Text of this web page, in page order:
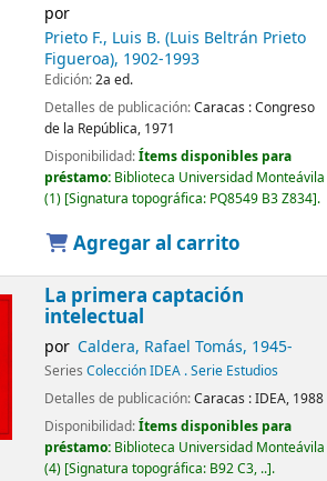
por
Prieto F., Luis B. (Luis Beltrán Prieto
Figueroa), 1902-1993
Edición:2a ed.
Detalles de publicación:Caracas :Congreso
de la República, 1971
Disponibilidad:Ítems disponibles para
préstamo: Biblioteca Universidad Monteávila
(1) Signatura topográfica: PQ8549 B3 Z834 .
Agregar al carrito
La primera captación
intelectual
por Caldera, Rafael Tomás, 1945-
Series Colección IDEA . Serie Estudios
Detalles de publicación:Caracas :IDEA, 1988
Disponibilidad:Ítems disponibles para
préstamo: Biblioteca Universidad Monteávila
(4) Signatura topográfica: B92 C3, .. .